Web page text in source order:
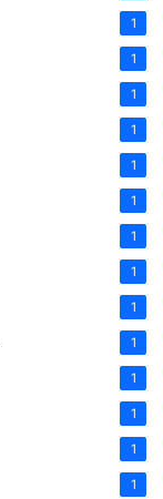
1
1
1
1
1
1
1
1
1
1
1
1
1
1